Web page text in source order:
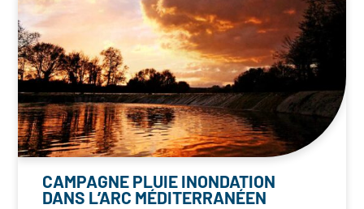
CAMPAGNE PLUIE INONDATION
DANS L’ARC MÉDITERRANÉEN